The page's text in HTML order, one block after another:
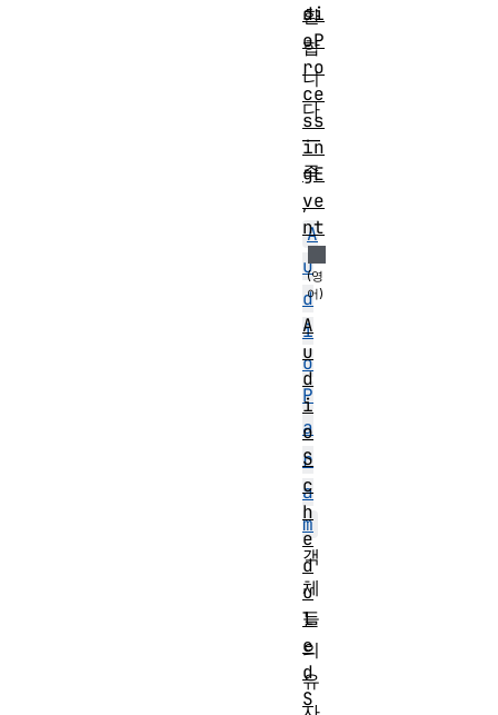
환
합
니
다
—
즉
,
A
u
d
i
o
P
a
r
a
m
객
체
들
의
유
di
oP
ro
ce
ss
in
gE
ve
nt
A
u
d
i
o
S
c
h
e
d
u
l
e
d
S